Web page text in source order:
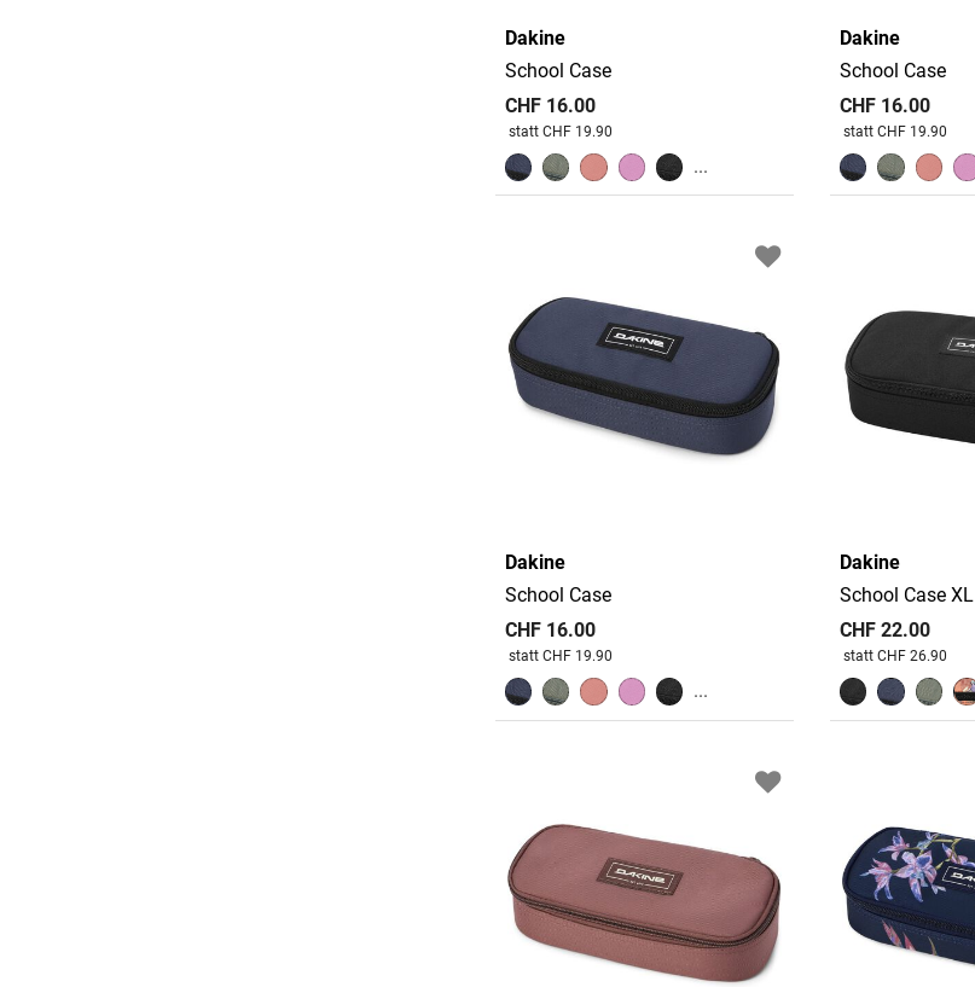
Dakine
School Case
CHF 16.00
Preis reduziert von
statt CHF 19.90An
...
Dakine
School Case
CHF 16.00
Preis reduziert von
statt CHF 19.90An
Dakine
School Case
CHF 16.00
Preis reduziert von
statt CHF 19.90An
...
Dakine
School Case XL
CHF 22.00
Preis reduziert von
statt CHF 26.90An